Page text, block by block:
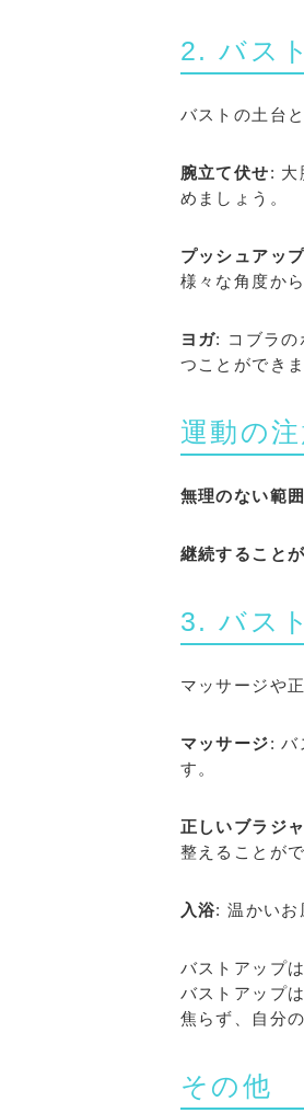
2. バス
バストの土台
腕立て伏せ: 大
めましょう。
プッシュアップ
様々な角度か
ヨガ: コブラの
つことができま
運動の
無理のない範
継続すること
3. バス
マッサージや
マッサージ: バ
す。
正しいブラジ
整えることが
入浴: 温かいお
バストアップ
バストアップ
焦らず、自分
その他